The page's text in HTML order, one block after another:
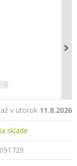
v utorok 11.8.2026
sklade